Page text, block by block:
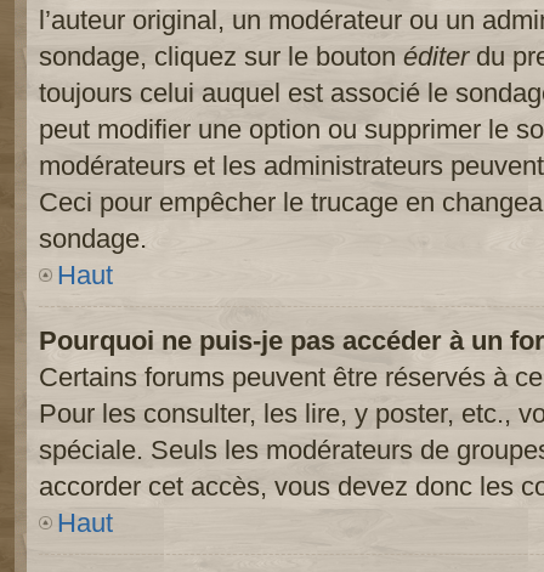
l’auteur original, un modérateur ou un
sondage, cliquez sur le bouton éditerdu
toujours celui auquel est associé le
peut modifier une option ou supprimer le
modérateurs et les administrateurs
Ceci pour empêcher le trucage en
sondage.
Haut
Pourquoi ne puis-je pas accéder à un
Certains forums peuvent être réservés à
Pour les consulter, les lire, y poster, etc.,
spéciale. Seuls les modérateurs de
accorder cet accès, vous devez donc les
Haut